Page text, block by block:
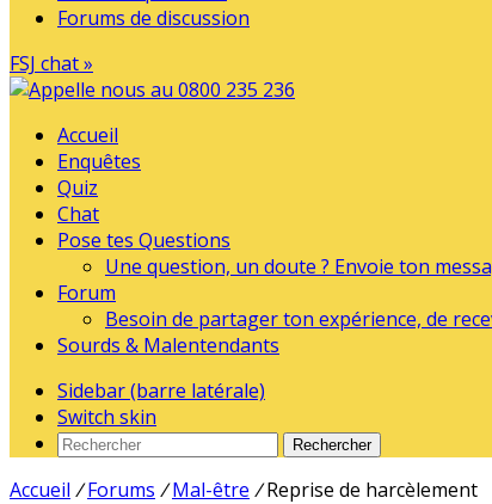
Forums de discussion
FSJ chat »
Accueil
Enquêtes
Quiz
Chat
Pose tes Questions
Une question, un doute ? Envoie ton
Forum
Besoin de partager ton expérience, de
Sourds & Malentendants
Sidebar (barre latérale)
Switch skin
Rechercher
Accueil / Forums / Mal-être / Reprise de harcèlement